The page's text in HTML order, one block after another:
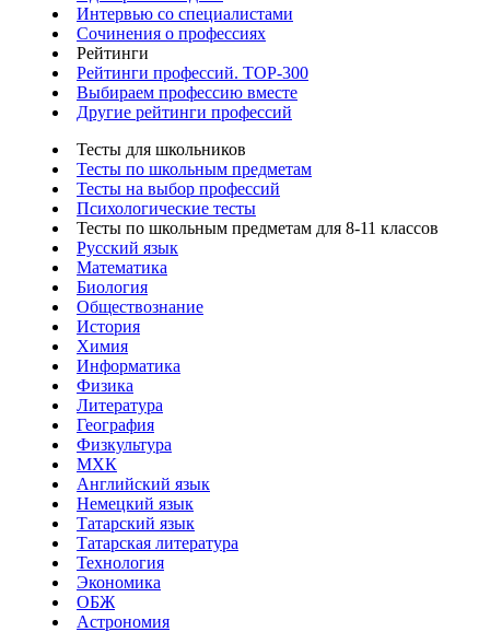
Интервью со специалистами
Сочинения о профессиях
Рейтинги
Рейтинги профессий. TOP-300
Выбираем профессию вместе
Другие рейтинги профессий
Тесты для школьников
Тесты по школьным предметам
Тесты на выбор профессий
Психологические тесты
Тесты по школьным предметам для 8-11 классов
Русский язык
Математика
Биология
Обществознание
История
Химия
Информатика
Физика
Литература
География
Физкультура
МХК
Английский язык
Немецкий язык
Татарский язык
Татарская литература
Технология
Экономика
ОБЖ
Астрономия